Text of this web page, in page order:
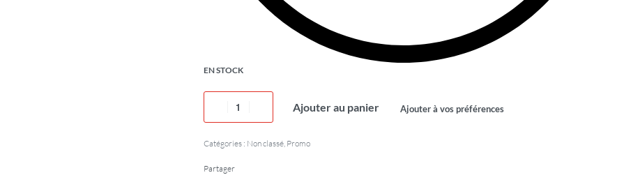
EN STOCK
Ajouter au panier Ajouter à vos préférences
Catégories : Non classé, Promo
Partager